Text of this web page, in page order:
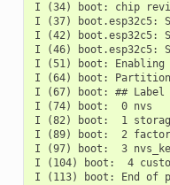
I (34) boot: chip
I (37) boot.esp32c5:
I (42) boot.esp32c5:
I (46) boot.esp32c5:
I (51) boot: Enabling
I (64) boot: Partition
I (67) boot: ##
I (74) boot:  0 nvs
I (82) boot:  1
I (89) boot:  2
I (97) boot:  3
I (104) boot:  4
I (113) boot: End of